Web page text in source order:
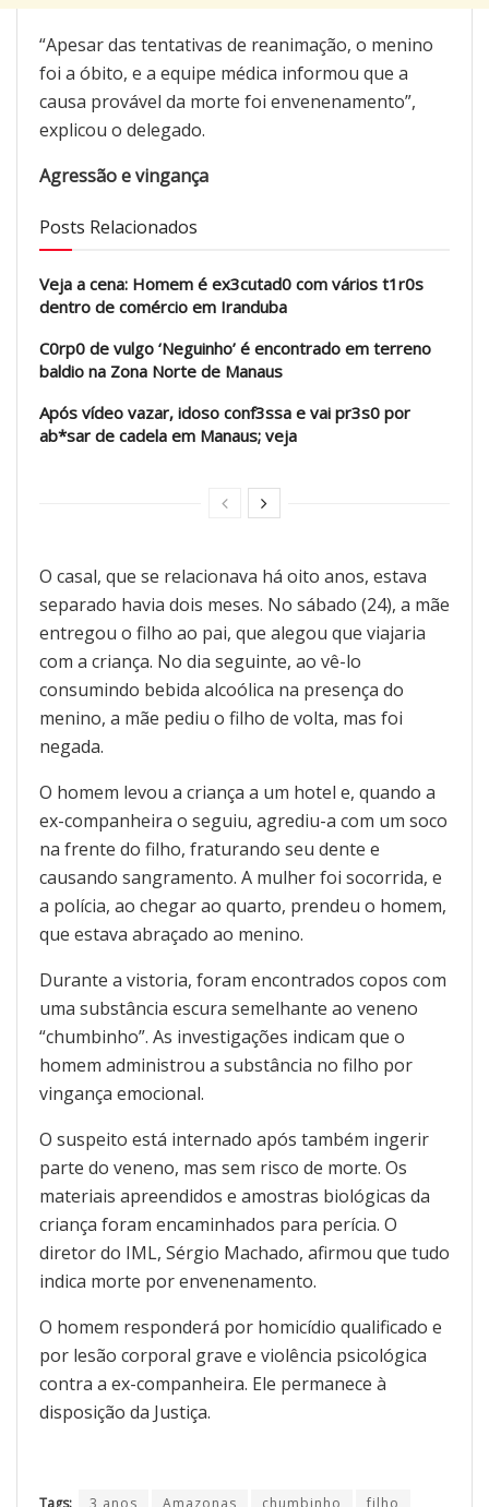
“Apesar das tentativas de reanimação, o menino
foi a óbito, e a equipe médica informou que a
causa provável da morte foi envenenamento”,
explicou o delegado.
Agressão e vingança
Posts Relacionados
Veja a cena: Homem é ex3cutad0 com vários t1r0s
dentro de comércio em Iranduba
C0rp0 de vulgo ‘Neguinho’ é encontrado em terreno
baldio na Zona Norte de Manaus
Após vídeo vazar, idoso conf3ssa e vai pr3s0 por
ab*sar de cadela em Manaus; veja
O casal, que se relacionava há oito anos, estava
separado havia dois meses. No sábado (24), a mãe
entregou o filho ao pai, que alegou que viajaria
com a criança. No dia seguinte, ao vê-lo
consumindo bebida alcoólica na presença do
menino, a mãe pediu o filho de volta, mas foi
negada.
O homem levou a criança a um hotel e, quando a
ex-companheira o seguiu, agrediu-a com um soco
na frente do filho, fraturando seu dente e
causando sangramento. A mulher foi socorrida, e
a polícia, ao chegar ao quarto, prendeu o homem,
que estava abraçado ao menino.
Durante a vistoria, foram encontrados copos com
uma substância escura semelhante ao veneno
“chumbinho”. As investigações indicam que o
homem administrou a substância no filho por
vingança emocional.
O suspeito está internado após também ingerir
parte do veneno, mas sem risco de morte. Os
materiais apreendidos e amostras biológicas da
criança foram encaminhados para perícia. O
diretor do IML, Sérgio Machado, afirmou que tudo
indica morte por envenenamento.
O homem responderá por homicídio qualificado e
por lesão corporal grave e violência psicológica
contra a ex-companheira. Ele permanece à
disposição da Justiça.